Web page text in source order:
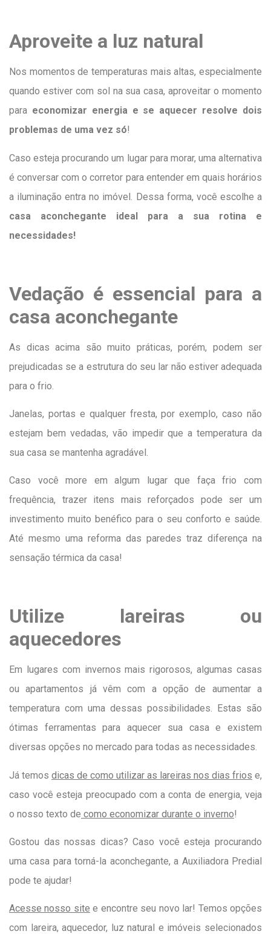
Aproveite a luz natural
Nos momentos de temperaturas mais altas, especialmente
quando estiver com sol na sua casa, aproveitar o momento
para economizar energia e se aquecer resolve dois
problemas de uma vez só!
Caso esteja procurando um lugar para morar, uma alternativa
é conversar com o corretor para entender em quais horários
a iluminação entra no imóvel. Dessa forma, você escolhe a
casa aconchegante ideal para a sua rotina e
necessidades!
Vedação é essencial para a
casa aconchegante
As dicas acima são muito práticas, porém, podem ser
prejudicadas se a estrutura do seu lar não estiver adequada
para o frio.
Janelas, portas e qualquer fresta, por exemplo, caso não
estejam bem vedadas, vão impedir que a temperatura da
sua casa se mantenha agradável.
Caso você more em algum lugar que faça frio com
frequência, trazer itens mais reforçados pode ser um
investimento muito benéfico para o seu conforto e saúde.
Até mesmo uma reforma das paredes traz diferença na
sensação térmica da casa!
Utilize lareiras ou
aquecedores
Em lugares com invernos mais rigorosos, algumas casas
ou apartamentos já vêm com a opção de aumentar a
temperatura com uma dessas possibilidades. Estas são
ótimas ferramentas para aquecer sua casa e existem
diversas opções no mercado para todas as necessidades.
Já temos dicas de como utilizar as lareiras nos dias frios e,
caso você esteja preocupado com a conta de energia, veja
o nosso texto de como economizar durante o inverno!
Gostou das nossas dicas? Caso você esteja procurando
uma casa para torná-la aconchegante, a Auxiliadora Predial
pode te ajudar!
Acesse nosso site e encontre seu novo lar! Temos opções
com lareira, aquecedor, luz natural e imóveis selecionados